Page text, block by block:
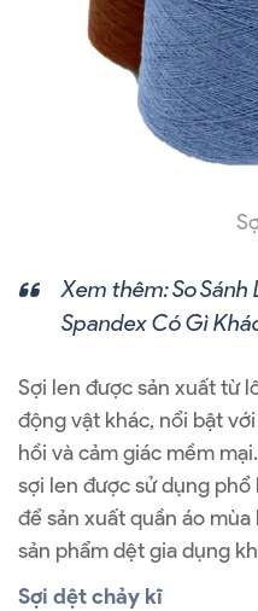
Xem thêm:So Sánh
Spandex Có Gì
Sợi len được sản xuất từ
động vật khác, nổi bật
hồi và cảm giác mềm
sợi len được sử dụng
để sản xuất quần áo
sản phẩm dệt gia dụng
Sợi dệt chảy kĩ